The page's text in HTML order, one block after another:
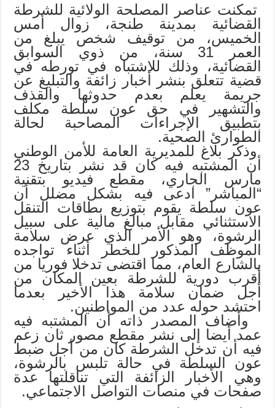
تمكنت عناصر المصلحة الولائية للشرطة
القضائية بمدينة طنجة، زوال أمس
الخميس، من توقيف شخص يبلغ من
العمر 31 سنة، من ذوي السوابق
القضائية، وذلك للاشتباه في تورطه في
قضية تتعلق بنشر أخبار زائفة والتبليغ عن
جريمة يعلم بعدم حدوثها والقذف
والتشهير في حق عون سلطة مكلف
بتطبيق الإجراءات المصاحبة لحالة
الطوارئ الصحية.
وذكر بلاغ للمديرية العامة للأمن الوطني
أن المشتبه فيه كان قد نشر بتاريخ 23
مارس الجاري، مقطع فيديو بتقنية
“المباشر” ادعى فيه بشكل مضلل أن
عون سلطة يقوم بتوزيع بطاقات التنقل
الاستثنائي مقابل مبالغ مالية على سبيل
الرشوة، وهو الأمر الذي عرض سلامة
الموظف المذكور للخطر أثناء تواجده
بالشارع العام، مما اقتضى تدخلا فوريا من
أقرب دورية للشرطة بعين المكان من
أجل ضمان سلامة هذا الأخير بعدما
احتشد حوله عدد من المواطنين.
وأضاف المصدر ذاته أن المشتبه فيه
عمد أيضا إلى نشر مقطع مصور ثان زعم
فيه أن تدخل الشرطة كان من أجل ضبط
عون السلطة في حالة تلبس بالرشوة،
وهي الأخبار الزائفة التي تناقلتها عدة
صفحات في منصات التواصل الاجتماعي.